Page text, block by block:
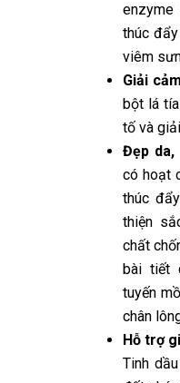
thúc
viêm
Giải
bột lá
tố và
Đẹp da,
có hoạt
thúc
thiện
chất
bài tiết
tuyến
chân
Hỗ trợ
Tinh